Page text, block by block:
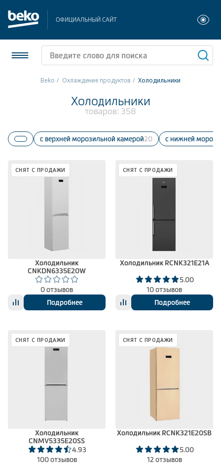
ОФИЦИАЛЬНЫЙ САЙТ
Холодильники и морозильники
Посудомоечные машины
Плиты
Сравнить
Beko Охлаждение продуктов Холодильники
Холодильники
товаров: 358
С верхней морозильной камерой 20 С нижней
СНЯТ С ПРОДАЖИ
Холодильник
CNKDN6335E20W
0 отзывов
Подробнее
СНЯТ С ПРОДАЖИ
Холодильник RCNK321E21A
5.00
10 отзывов
Подробнее
СНЯТ С ПРОДАЖИ
Холодильник
CNMV5335E20SS
4.93
100 отзывов
СНЯТ С ПРОДАЖИ
Холодильник RCNK321E20SB
5.00
12 отзывов